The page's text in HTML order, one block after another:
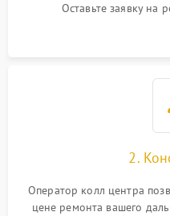
Оставьте заявку на
2.
Оператор колл центра
цене ремонта вашего